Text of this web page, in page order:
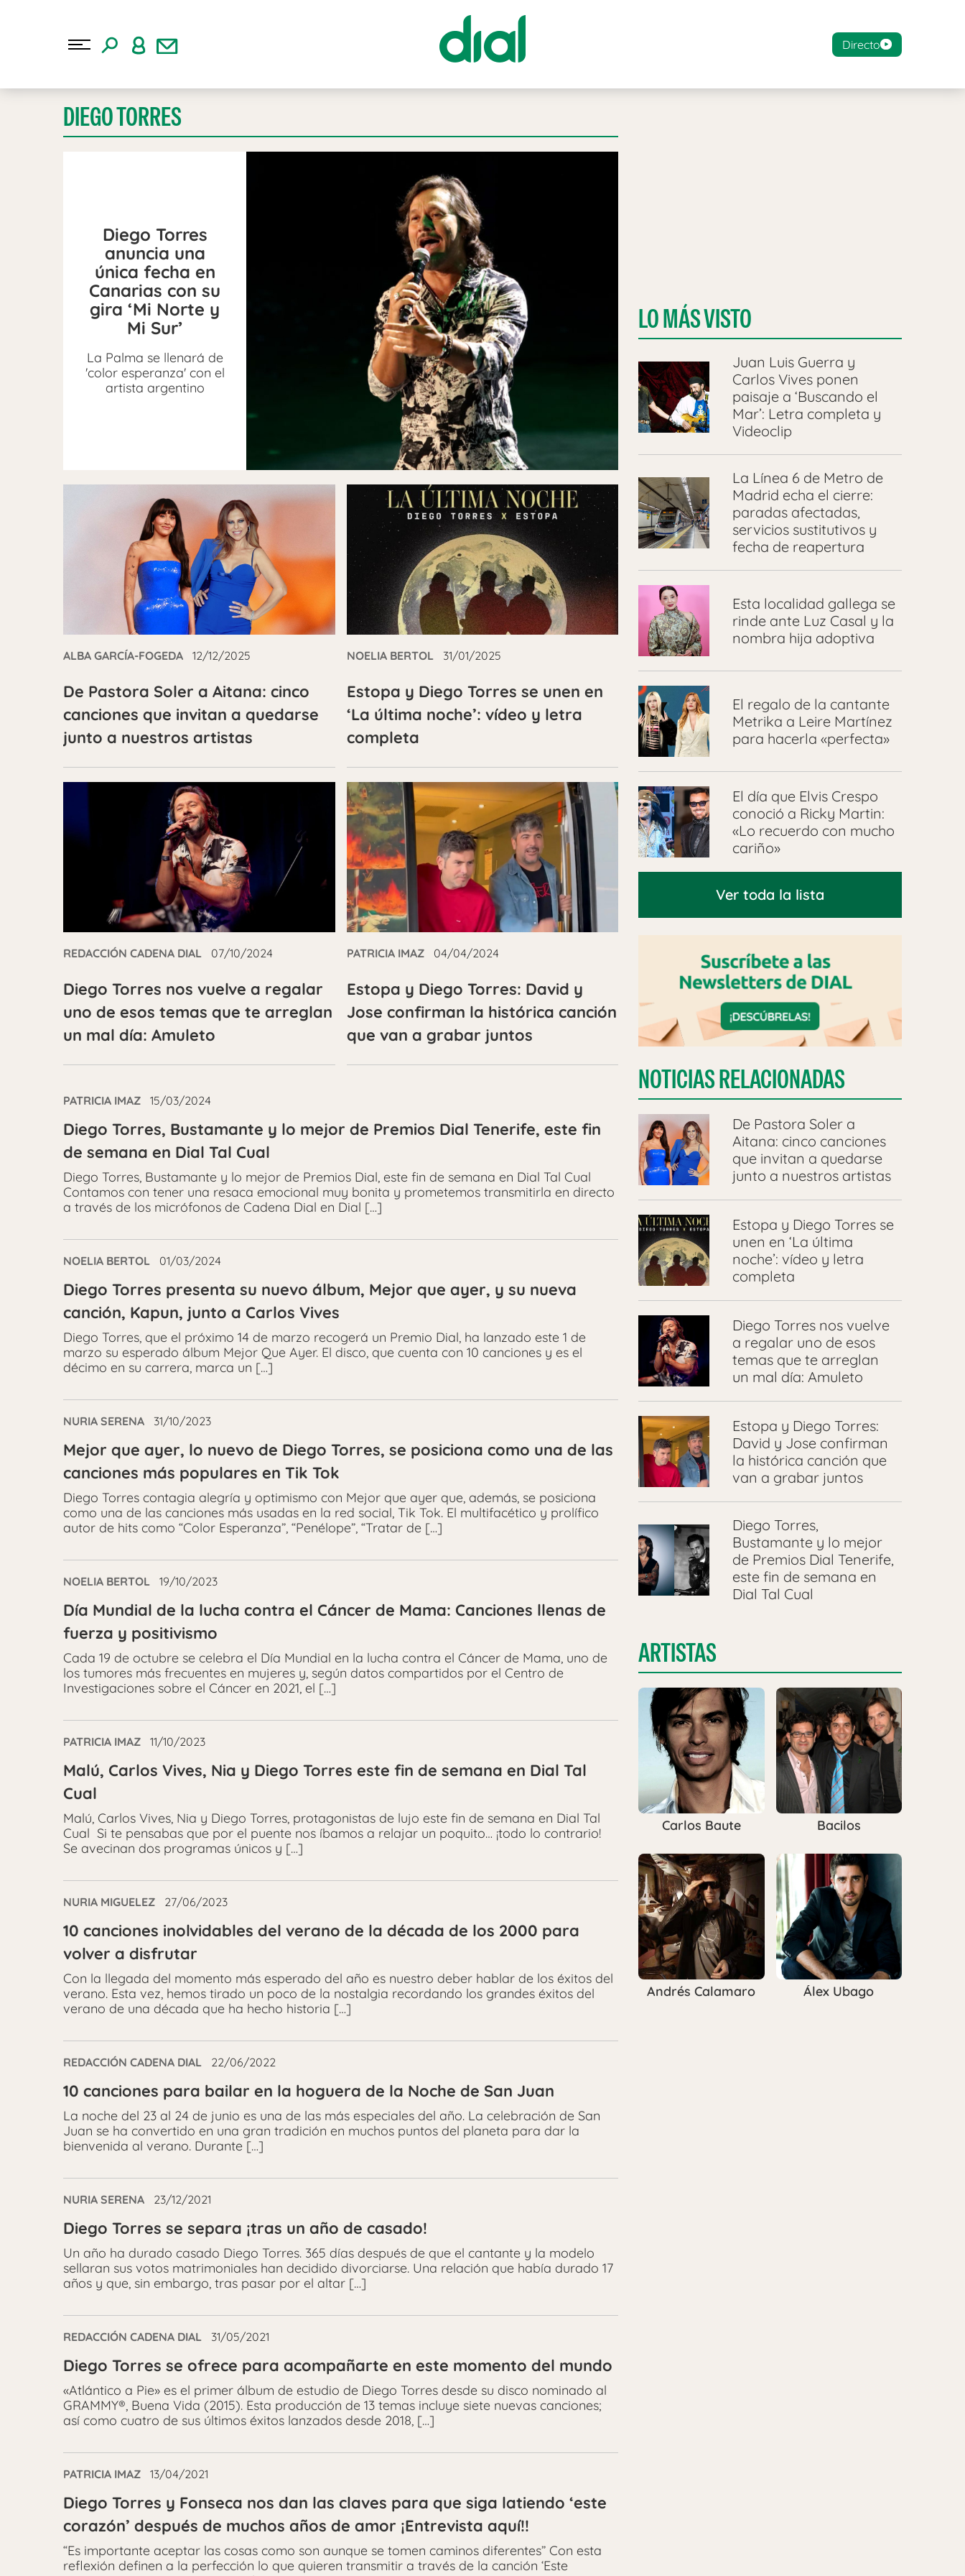
Directo
DIEGO TORRES
Diego Torres
anuncia una
única fecha en
Canarias con su
gira ‘Mi Norte y
Mi Sur’
La Palma se llenará de
'color esperanza' con el
artista argentino
ALBA GARCÍA-FOGEDA 12/12/2025
De Pastora Soler a Aitana: cinco
canciones que invitan a quedarse
junto a nuestros artistas
NOELIA BERTOL 31/01/2025
Estopa y Diego Torres se unen en
‘La última noche’: vídeo y letra
completa
REDACCIÓN CADENA DIAL 07/10/2024
Diego Torres nos vuelve a regalar
uno de esos temas que te arreglan
un mal día: Amuleto
PATRICIA IMAZ 04/04/2024
Estopa y Diego Torres: David y
Jose confirman la histórica canción
que van a grabar juntos
PATRICIA IMAZ 15/03/2024
Diego Torres, Bustamante y lo mejor de Premios Dial Tenerife, este fin
de semana en Dial Tal Cual
Diego Torres, Bustamante y lo mejor de Premios Dial, este fin de semana en Dial Tal Cual
Contamos con tener una resaca emocional muy bonita y prometemos transmitirla en directo
a través de los micrófonos de Cadena Dial en Dial […]
NOELIA BERTOL 01/03/2024
Diego Torres presenta su nuevo álbum, Mejor que ayer, y su nueva
canción, Kapun, junto a Carlos Vives
Diego Torres, que el próximo 14 de marzo recogerá un Premio Dial, ha lanzado este 1 de
marzo su esperado álbum Mejor Que Ayer. El disco, que cuenta con 10 canciones y es el
décimo en su carrera, marca un […]
NURIA SERENA 31/10/2023
Mejor que ayer, lo nuevo de Diego Torres, se posiciona como una de las
canciones más populares en Tik Tok
Diego Torres contagia alegría y optimismo con Mejor que ayer que, además, se posiciona
como una de las canciones más usadas en la red social, Tik Tok. El multifacético y prolífico
autor de hits como “Color Esperanza”, “Penélope”, “Tratar de […]
NOELIA BERTOL 19/10/2023
Día Mundial de la lucha contra el Cáncer de Mama: Canciones llenas de
fuerza y positivismo
Cada 19 de octubre se celebra el Día Mundial en la lucha contra el Cáncer de Mama, uno de
los tumores más frecuentes en mujeres y, según datos compartidos por el Centro de
Investigaciones sobre el Cáncer en 2021, el […]
PATRICIA IMAZ 11/10/2023
Malú, Carlos Vives, Nia y Diego Torres este fin de semana en Dial Tal
Cual
Malú, Carlos Vives, Nia y Diego Torres, protagonistas de lujo este fin de semana en Dial Tal
Cual Si te pensabas que por el puente nos íbamos a relajar un poquito… ¡todo lo contrario!
Se avecinan dos programas únicos y […]
NURIA MIGUELEZ 27/06/2023
10 canciones inolvidables del verano de la década de los 2000 para
volver a disfrutar
Con la llegada del momento más esperado del año es nuestro deber hablar de los éxitos del
verano. Esta vez, hemos tirado un poco de la nostalgia recordando los grandes éxitos del
verano de una década que ha hecho historia […]
REDACCIÓN CADENA DIAL 22/06/2022
10 canciones para bailar en la hoguera de la Noche de San Juan
La noche del 23 al 24 de junio es una de las más especiales del año. La celebración de San
Juan se ha convertido en una gran tradición en muchos puntos del planeta para dar la
bienvenida al verano. Durante […]
NURIA SERENA 23/12/2021
Diego Torres se separa ¡tras un año de casado!
Un año ha durado casado Diego Torres. 365 días después de que el cantante y la modelo
sellaran sus votos matrimoniales han decidido divorciarse. Una relación que había durado 17
años y que, sin embargo, tras pasar por el altar […]
REDACCIÓN CADENA DIAL 31/05/2021
Diego Torres se ofrece para acompañarte en este momento del mundo
«Atlántico a Pie» es el primer álbum de estudio de Diego Torres desde su disco nominado al
GRAMMY®, Buena Vida (2015). Esta producción de 13 temas incluye siete nuevas canciones;
así como cuatro de sus últimos éxitos lanzados desde 2018, […]
PATRICIA IMAZ 13/04/2021
Diego Torres y Fonseca nos dan las claves para que siga latiendo ‘este
corazón’ después de muchos años de amor ¡Entrevista aquí!!
“Es importante aceptar las cosas como son aunque se tomen caminos diferentes” Con esta
reflexión definen a la perfección lo que quieren transmitir a través de la canción ‘Este
LO MÁS VISTO
Juan Luis Guerra y
Carlos Vives ponen
paisaje a ‘Buscando el
Mar’: Letra completa y
Videoclip
La Línea 6 de Metro de
Madrid echa el cierre:
paradas afectadas,
servicios sustitutivos y
fecha de reapertura
Esta localidad gallega se
rinde ante Luz Casal y la
nombra hija adoptiva
El regalo de la cantante
Metrika a Leire Martínez
para hacerla «perfecta»
El día que Elvis Crespo
conoció a Ricky Martin:
«Lo recuerdo con mucho
cariño»
Ver toda la lista
NOTICIAS RELACIONADAS
De Pastora Soler a
Aitana: cinco canciones
que invitan a quedarse
junto a nuestros artistas
Estopa y Diego Torres se
unen en ‘La última
noche’: vídeo y letra
completa
Diego Torres nos vuelve
a regalar uno de esos
temas que te arreglan
un mal día: Amuleto
Estopa y Diego Torres:
David y Jose confirman
la histórica canción que
van a grabar juntos
Diego Torres,
Bustamante y lo mejor
de Premios Dial Tenerife,
este fin de semana en
Dial Tal Cual
ARTISTAS
Carlos Baute Bacilos
Andrés Calamaro Álex Ubago